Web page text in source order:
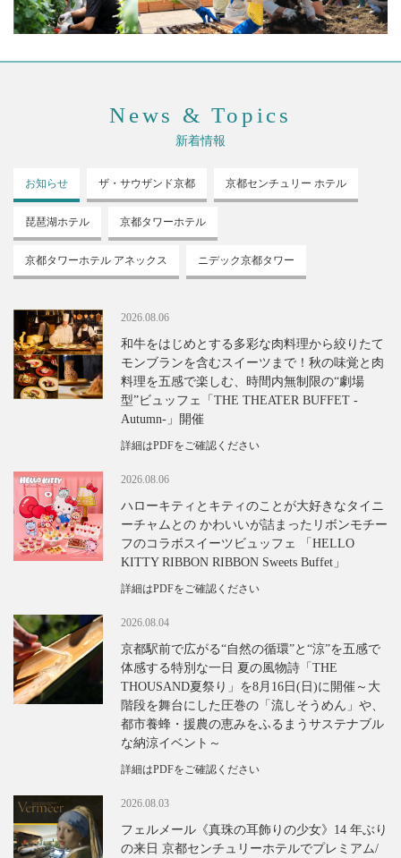
News & Topics
新着情報
お知らせ ザ・サウザンド京都 京都センチュリー ホテル
琵琶湖ホテル 京都タワーホテル
京都タワーホテル アネックス ニデック京都タワー
2026.08.06
和牛をはじめとする多彩な肉料理から絞りたて
モンブランを含むスイーツまで！秋の味覚と肉
料理を五感で楽しむ、時間内無制限の“劇場
型”ビュッフェ「THE THEATER BUFFET -
Autumn-」開催
詳細はPDFをご確認ください
2026.08.06
ハローキティとキティのことが大好きなタイニ
ーチャムとの かわいいが詰まったリボンモチー
フのコラボスイーツビュッフェ 「HELLO
KITTY RIBBON RIBBON Sweets Buffet」
詳細はPDFをご確認ください
2026.08.04
京都駅前で広がる“自然の循環”と“涼”を五感で
体感する特別な一日 夏の風物詩「THE
THOUSAND夏祭り」を8月16日(日)に開催～大
階段を舞台にした圧巻の「流しそうめん」や、
都市養蜂・援農の恵みをふるまうサステナブル
な納涼イベント～
詳細はPDFをご確認ください
2026.08.03
フェルメール《真珠の耳飾りの少女》14 年ぶり
の来日 京都センチュリーホテルでプレミアム/